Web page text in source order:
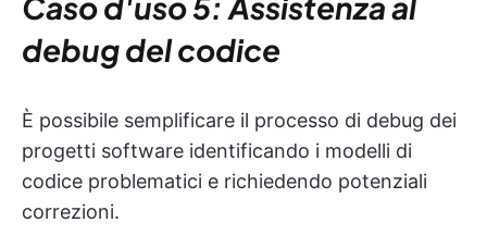
debug del codice
È possibile semplificare il processo di debug dei
progetti software identificando i modelli di
codice problematici e richiedendo potenziali
correzioni.